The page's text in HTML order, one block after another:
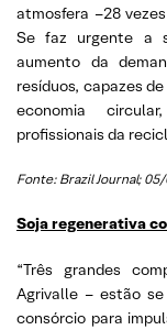
atmosfera –28
Se faz urgente a
aumento da
resíduos, capazes
economia
profissionais da
Fonte: Brazil Journal;
Soja regenerativa
“Três grandes
Agrivalle – estão
consórcio para